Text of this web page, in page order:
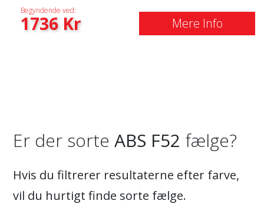
Begyndende ved:
1736Kr Mere Info
Er der sorte ABS F52 fælge?
Hvis du filtrerer resultaterne efter farve,
vil du hurtigt finde sorte fælge.